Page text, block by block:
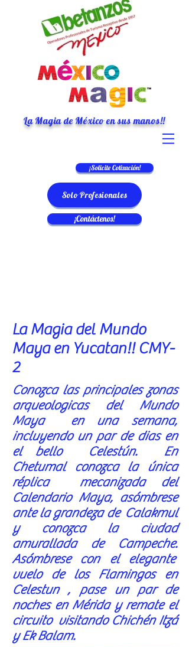
La Magia de México en sus manos!!
¡Solicite Cotización!
Solo Profesionales
¡Contáctenos!
La Magia del Mundo
Maya en Yucatan!! CMY-
2
Conozca las principales zonas
arqueologicas del Mundo
Maya en una semana,
incluyendo un par de dias en
el bello Celestún. En
Chetumal conozca la única
réplica mecanizada del
Calendario Maya, asómbrese
ante la grandeza de Calakmul
y conozca la ciudad
amurallada de Campeche.
Asómbrese con el elegante
vuelo de los Flamingos en
Celestun , pase un par de
noches en Mérida y remate el
circuito visitando Chichén Itzá
y Ek Balam.